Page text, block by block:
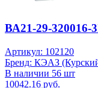
ВА21-29-
Артикул: 102120
Бренд: КЭАЗ
В наличии 56 шт
10042.16 руб.